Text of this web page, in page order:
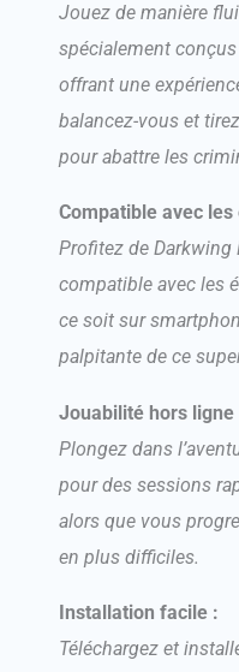
Jouez de manière
spécialement
offrant une
balancez-vous et
pour abattre les
Compatible avec
Profitez de Darkwing
compatible avec les
ce soit sur
palpitante de ce
Jouabilité hors ligne
Plongez dans
pour des sessions
alors que vous
en plus difficiles.
Installation facile :
Téléchargez et